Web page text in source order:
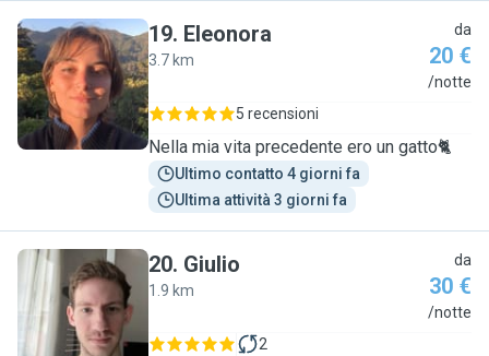
E
19. Eleonora
3.7 km
da
20 €
/notte
5 recensioni
Nella mia vita precedente ero un gatto🐈
Ultimo contatto 4 giorni fa
Ultima attività 3 giorni fa
G
20. Giulio
1.9 km
da
30 €
/notte
2